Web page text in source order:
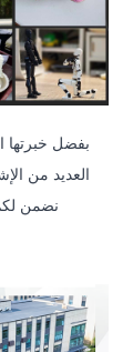
بفضل
نضمن